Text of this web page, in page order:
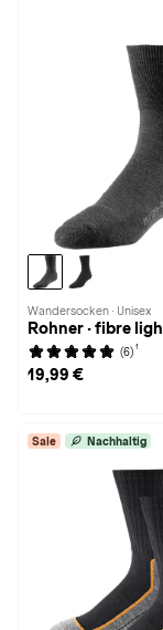
Wandersocken · Unisex
Rohner · fibre
(6) 1
19,99 €
Sale Nachhaltig